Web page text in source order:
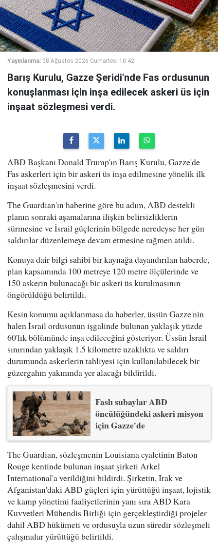
Yayınlanma: 08 Ağustos 2026 Cumartesi 10:42
Barış Kurulu, Gazze Şeridi'nde Fas ordusunun
konuşlanması için inşa edilecek askeri üs için
inşaat sözleşmesi verdi.
ABD Başkanı Donald Trump'ın Barış Kurulu, Gazze'de
Fas askerleri için bir askeri üs inşa edilmesine yönelik ilk
inşaat sözleşmesini verdi.
The Guardian'ın haberine göre bu adım, ABD destekli
planın sonraki aşamalarına ilişkin belirsizliklerin
sürmesine ve İsrail güçlerinin bölgede neredeyse her gün
saldırılar düzenlemeye devam etmesine rağmen atıldı.
Konuya dair bilgi sahibi bir kaynağa dayandırılan haberde,
plan kapsamında 100 metreye 120 metre ölçülerinde ve
150 askerin bulunacağı bir askeri üs kurulmasının
öngörüldüğü belirtildi.
Kesin konumu açıklanmasa da haberler, üssün Gazze'nin
halen İsrail ordusunun işgalinde bulunan yaklaşık yüzde
60'lık bölümünde inşa edileceğini gösteriyor. Üssün İsrail
sınırından yaklaşık 1.5 kilometre uzaklıkta ve saldırı
durumunda askerlerin tahliyesi için kullanılabilecek bir
güzergahın yakınında yer alacağı bildirildi.
Faslı subaylar ABD
öncülüğündeki askeri misyon
için Gazze'de
The Guardian, sözleşmenin Louisiana eyaletinin Baton
Rouge kentinde bulunan inşaat şirketi Arkel
International'a verildiğini bildirdi. Şirketin, Irak ve
Afganistan'daki ABD güçleri için yürüttüğü inşaat, lojistik
ve kamp yönetimi faaliyetlerinin yanı sıra ABD Kara
Kuvvetleri Mühendis Birliği için gerçekleştirdiği projeler
dahil ABD hükümeti ve ordusuyla uzun süredir sözleşmeli
çalışmalar yürüttüğü belirtildi.